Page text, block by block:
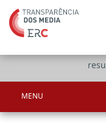
MENU